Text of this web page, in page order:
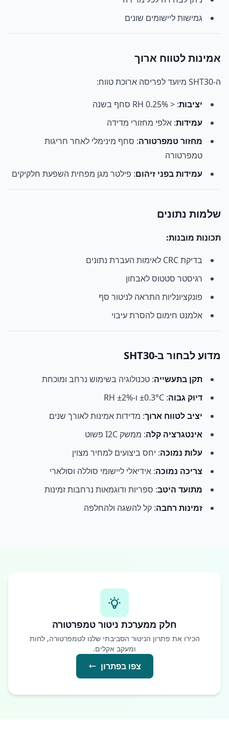
גמישות ליישומים שונים
אמינות לטווח ארוך
ה-SHT30 מיועד לפריסה ארוכת טווח:
יציבות: < 0.25% RH סחף בשנה
עמידות: אלפי מחזורי מדידה
מחזור טמפרטורה: סחף מינימלי לאחר חריגות
טמפרטורה
עמידות בפני זיהום: פילטר מגן מפחית השפעת חלקיקים
שלמות נתונים
תכונות מובנות:
בדיקת CRC לאימות העברת נתונים
רגיסטר סטטוס לאבחון
פונקציונליות התראה לניטור סף
אלמנט חימום להסרת עיבוי
מדוע לבחור ב-SHT30
תקן בתעשייה: טכנולוגיה בשימוש נרחב ומוכחת
דיוק גבוה: ±0.3°C ו-±2% RH
יציב לטווח ארוך: מדידות אמינות לאורך שנים
אינטגרציה קלה: ממשק I2C פשוט
עלות נמוכה: יחס ביצועים למחיר מצוין
צריכה נמוכה: אידיאלי ליישומי סוללה וסולארי
מתועד היטב: ספריות ודוגמאות נרחבות זמינות
זמינות רחבה: קל להשגה ולהחלפה
חלק ממערכת ניטור טמפרטורה
הכירו את פתרון הניטור הסביבתי שלנו לטמפרטורה, לחות
ומעקב אקלים.
צפו בפתרון